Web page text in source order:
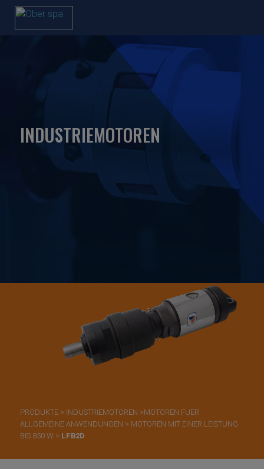
INDUSTRIEMOTOREN
PRODUKTE > INDUSTRIEMOTOREN >​MOTOREN FUER
ALLGEMEINE ANWENDUNGEN > MOTOREN MIT EINER LEISTUNG
BIS 850 W > LFB2D